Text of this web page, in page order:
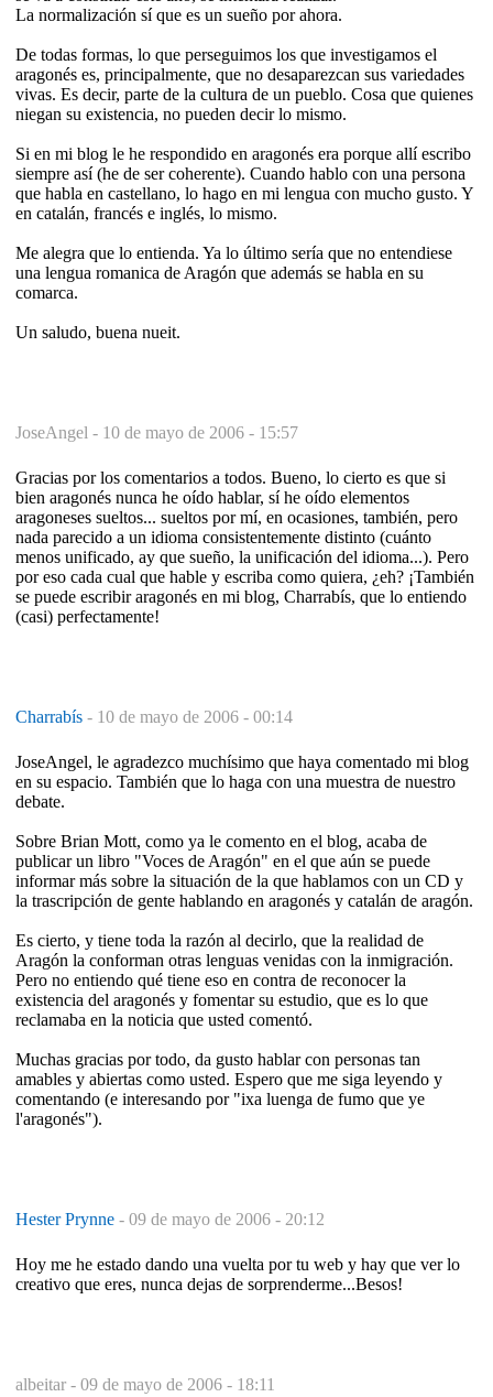
La normalización sí que es un sueño por ahora.
De todas formas, lo que perseguimos los que investigamos el
aragonés es, principalmente, que no desaparezcan sus variedades
vivas. Es decir, parte de la cultura de un pueblo. Cosa que quienes
niegan su existencia, no pueden decir lo mismo.
Si en mi blog le he respondido en aragonés era porque allí escribo
siempre así (he de ser coherente). Cuando hablo con una persona
que habla en castellano, lo hago en mi lengua con mucho gusto. Y
en catalán, francés e inglés, lo mismo.
Me alegra que lo entienda. Ya lo último sería que no entendiese
una lengua romanica de Aragón que además se habla en su
comarca.
Un saludo, buena nueit.
JoseAngel - 10 de mayo de 2006 - 15:57
Gracias por los comentarios a todos. Bueno, lo cierto es que si
bien aragonés nunca he oído hablar, sí he oído elementos
aragoneses sueltos... sueltos por mí, en ocasiones, también, pero
nada parecido a un idioma consistentemente distinto (cuánto
menos unificado, ay que sueño, la unificación del idioma...). Pero
por eso cada cual que hable y escriba como quiera, ¿eh? ¡También
se puede escribir aragonés en mi blog, Charrabís, que lo entiendo
(casi) perfectamente!
Charrabís - 10 de mayo de 2006 - 00:14
JoseAngel, le agradezco muchísimo que haya comentado mi blog
en su espacio. También que lo haga con una muestra de nuestro
debate.
Sobre Brian Mott, como ya le comento en el blog, acaba de
publicar un libro "Voces de Aragón" en el que aún se puede
informar más sobre la situación de la que hablamos con un CD y
la trascripción de gente hablando en aragonés y catalán de aragón.
Es cierto, y tiene toda la razón al decirlo, que la realidad de
Aragón la conforman otras lenguas venidas con la inmigración.
Pero no entiendo qué tiene eso en contra de reconocer la
existencia del aragonés y fomentar su estudio, que es lo que
reclamaba en la noticia que usted comentó.
Muchas gracias por todo, da gusto hablar con personas tan
amables y abiertas como usted. Espero que me siga leyendo y
comentando (e interesando por "ixa luenga de fumo que ye
l'aragonés").
Hester Prynne - 09 de mayo de 2006 - 20:12
Hoy me he estado dando una vuelta por tu web y hay que ver lo
creativo que eres, nunca dejas de sorprenderme...Besos!
albeitar - 09 de mayo de 2006 - 18:11